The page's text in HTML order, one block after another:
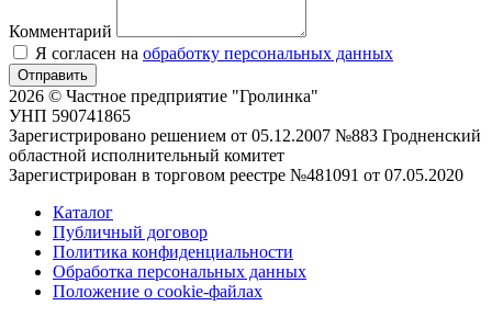
Комментарий
Я согласен на обработку персональных данных
Отправить
2026 © Частное предприятие "Гролинка"
УНП 590741865
Зарегистрировано решением от 05.12.2007 №883 Гродненский
областной исполнительный комитет
Зарегистрирован в торговом реестре №481091 от 07.05.2020
Каталог
Публичный договор
Политика конфиденциальности
Обработка персональных данных
Положение о cookie-файлах